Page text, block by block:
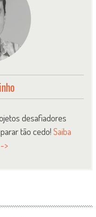
desafiadores
tão cedo!Saiba
>